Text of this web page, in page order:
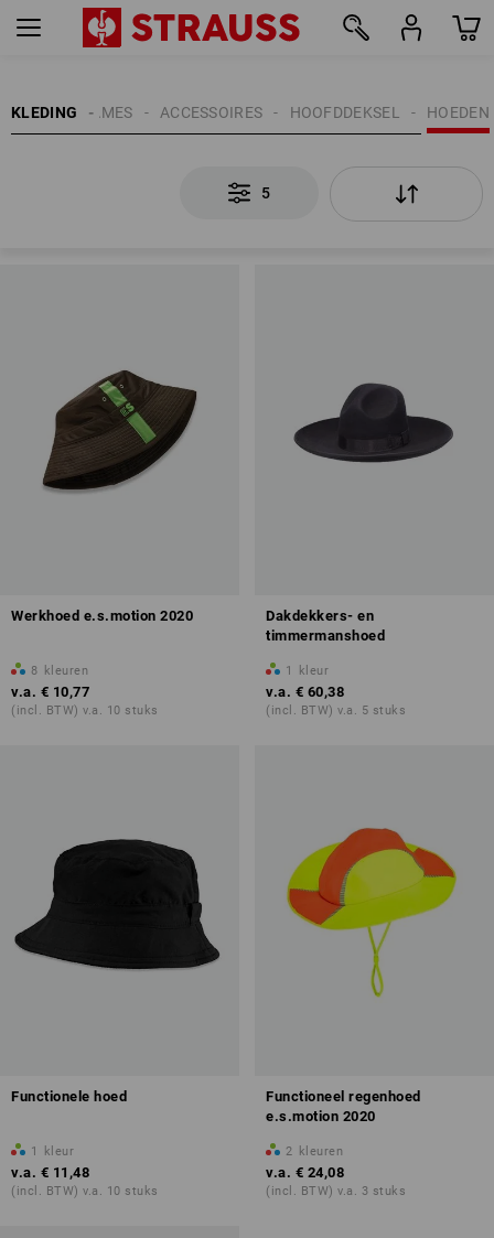
KLEDING HOEDEN
HOOFDDEKSEL
ACCESSOIRES
DAMES
5
5
Werkhoed e.s.motion 2020
8 kleuren
v.a. € 10,77
(incl. BTW) v.a. 10 stuks
Dakdekkers- en
timmermanshoed
1 kleur
v.a. € 60,38
(incl. BTW) v.a. 5 stuks
Functionele hoed
1 kleur
v.a. € 11,48
(incl. BTW) v.a. 10 stuks
Functioneel regenhoed
e.s.motion 2020
2 kleuren
v.a. € 24,08
(incl. BTW) v.a. 3 stuks